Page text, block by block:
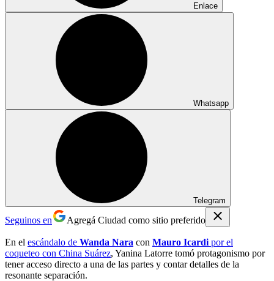
Enlace
Whatsapp
Telegram
Seguinos en Agregá Ciudad como sitio preferido
En el escándalo de Wanda Nara con Mauro Icardi por el
coqueteo con China Suárez, Yanina Latorre tomó protagonismo por
tener acceso directo a una de las partes y contar detalles de la
resonante separación.